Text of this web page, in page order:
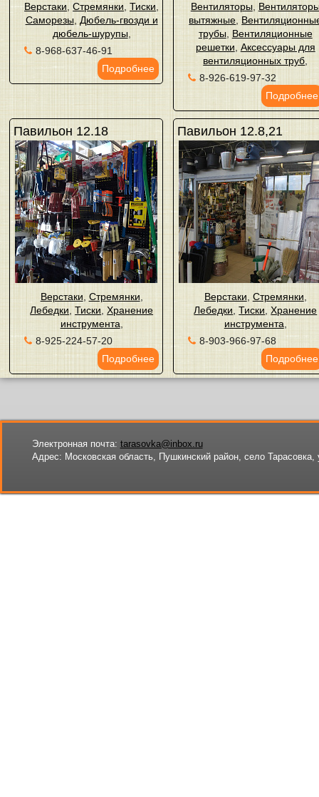
Верстаки ,Стремянки ,Тиски
Саморезы, Дюбель-гвозди и
дюбель-шурупы,
8-968-637-46-91
Подробнее
Вентиляторы,
вытяжные
трубы, Вентиляционные
решетки Аксессуары для
вентиляционных труб
8-926-619-97-32
Подробнее
Павильон 12.18
Верстаки Стремянки
Лебедки ,Тиски ,Хранение
инструмента
8-925-224-57-20
Подробнее
Павильон 12.8,21
Верстаки Стремянки
Лебедки ,Тиски ,Хранение
инструмента
8-903-966-97-68
Подробнее
Электронная почта: tarasovka@inbox.ru
Адрес: Московская область, Пушкинский район, село